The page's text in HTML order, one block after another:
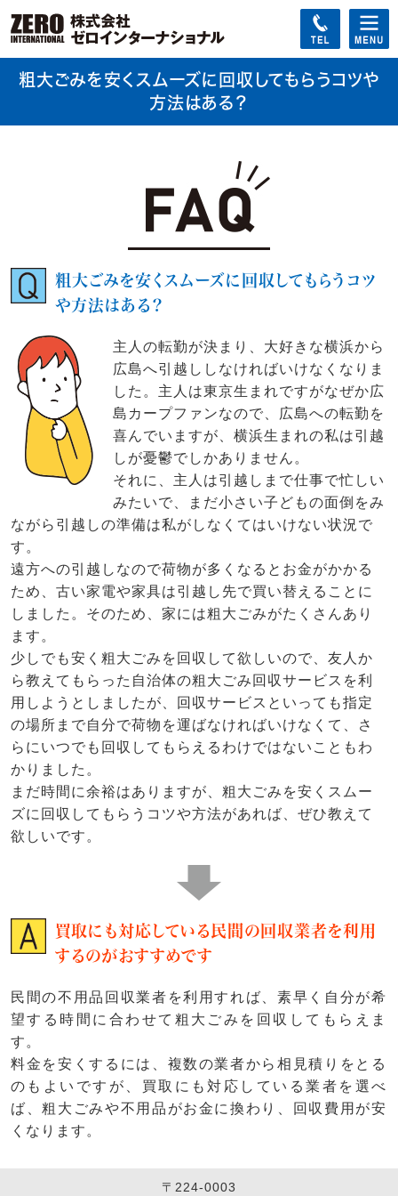
粗大ごみを安くスムーズに回収してもらうコツや
方法はある？
粗大ごみを安くスムーズに回収してもらうコツ
や方法はある？
主人の転勤が決まり、大好きな横浜から
広島へ引越ししなければいけなくなりま
した。主人は東京生まれですがなぜか広
島カープファンなので、広島への転勤を
喜んでいますが、横浜生まれの私は引越
しが憂鬱でしかありません。
それに、主人は引越しまで仕事で忙しい
みたいで、まだ小さい子どもの面倒をみ
ながら引越しの準備は私がしなくてはいけない状況で
す。
遠方への引越しなので荷物が多くなるとお金がかかる
ため、古い家電や家具は引越し先で買い替えることに
しました。そのため、家には粗大ごみがたくさんあり
ます。
少しでも安く粗大ごみを回収して欲しいので、友人か
ら教えてもらった自治体の粗大ごみ回収サービスを利
用しようとしましたが、回収サービスといっても指定
の場所まで自分で荷物を運ばなければいけなくて、さ
らにいつでも回収してもらえるわけではないこともわ
かりました。
まだ時間に余裕はありますが、粗大ごみを安くスムー
ズに回収してもらうコツや方法があれば、ぜひ教えて
欲しいです。
買取にも対応している民間の回収業者を利用
するのがおすすめです
民間の不用品回収業者を利用すれば、素早く自分が希
望する時間に合わせて粗大ごみを回収してもらえま
す。
料金を安くするには、複数の業者から相見積りをとる
のもよいですが、買取にも対応している業者を選べ
ば、粗大ごみや不用品がお金に換わり、回収費用が安
くなります。
〒224-0003